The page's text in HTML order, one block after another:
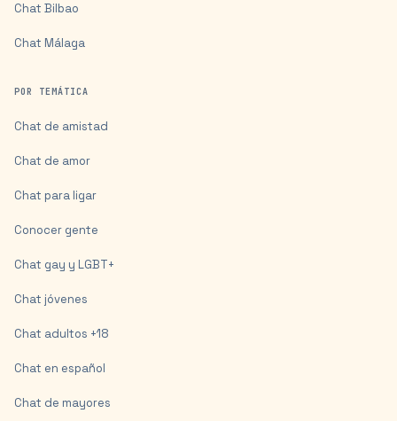
Chat Bilbao
Chat Málaga
POR TEMÁTICA
Chat de amistad
Chat de amor
Chat para ligar
Conocer gente
Chat gay y LGBT+
Chat jóvenes
Chat adultos +18
Chat en español
Chat de mayores